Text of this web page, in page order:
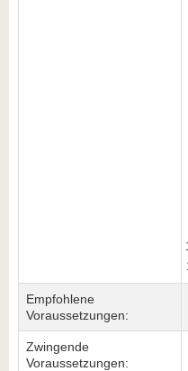
Empfohlene
Voraussetzungen:
Zwingende
Voraussetzungen: